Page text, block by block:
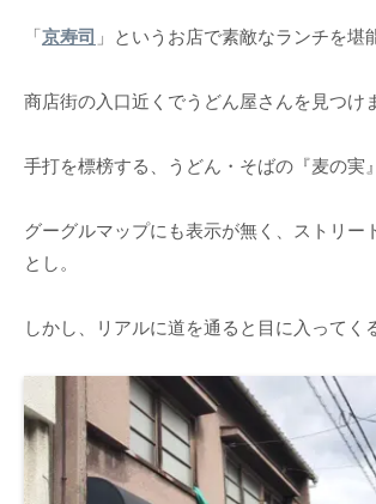
「京寿司 」というお店で素敵なランチを堪
商店街の入口近くでうどん屋さんを見つけ
手打を標榜する、うどん・そばの『麦の実
グーグルマップにも表示が無く、ストリー
とし。
しかし、リアルに道を通ると目に入ってく